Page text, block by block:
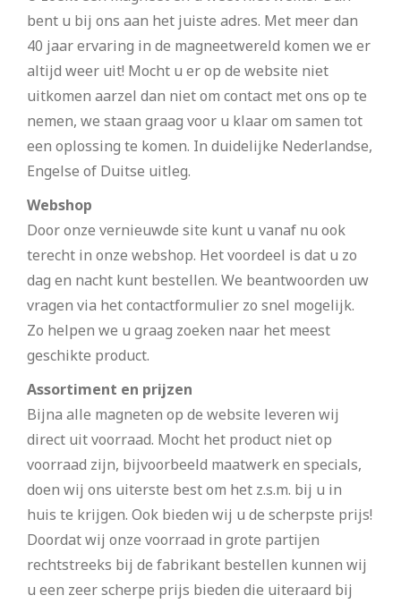
bent u bij ons aan het juiste adres. Met meer dan
40 jaar ervaring in de magneetwereld komen we er
altijd weer uit! Mocht u er op de website niet
uitkomen aarzel dan niet om contact met ons op te
nemen, we staan graag voor u klaar om samen tot
een oplossing te komen. In duidelijke Nederlandse,
Engelse of Duitse uitleg.
Webshop
Door onze vernieuwde site kunt u vanaf nu ook
terecht in onze webshop. Het voordeel is dat u zo
dag en nacht kunt bestellen. We beantwoorden uw
vragen via het contactformulier zo snel mogelijk.
Zo helpen we u graag zoeken naar het meest
geschikte product.
Assortiment en prijzen
Bijna alle magneten op de website leveren wij
direct uit voorraad. Mocht het product niet op
voorraad zijn, bijvoorbeeld maatwerk en specials,
doen wij ons uiterste best om het z.s.m. bij u in
huis te krijgen. Ook bieden wij u de scherpste prijs!
Doordat wij onze voorraad in grote partijen
rechtstreeks bij de fabrikant bestellen kunnen wij
u een zeer scherpe prijs bieden die uiteraard bij